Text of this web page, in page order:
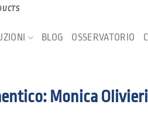
BLOG OSSERVATORIO
Monica